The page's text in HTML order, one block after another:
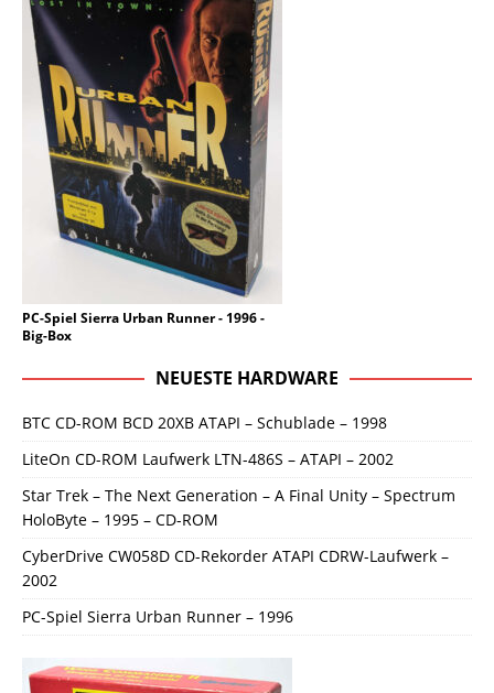
PC-Spiel Sierra Urban Runner - 1996 -
Big-Box
NEUESTE HARDWARE
BTC CD-ROM BCD 20XB ATAPI – Schublade – 1998
LiteOn CD-ROM Laufwerk LTN-486S – ATAPI – 2002
Star Trek – The Next Generation – A Final Unity – Spectrum
HoloByte – 1995 – CD-ROM
CyberDrive CW058D CD-Rekorder ATAPI CDRW-Laufwerk –
2002
PC-Spiel Sierra Urban Runner – 1996